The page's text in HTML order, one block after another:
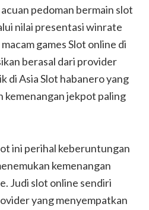
pedoman bermain slot
nilai presentasi winrate
games Slot online di
berasal dari provider
di Asia Slot habanero yang
kemenangan jekpot paling
ini perihal keberuntungan
kemenangan
Judi slot online sendiri
yang menyempatkan